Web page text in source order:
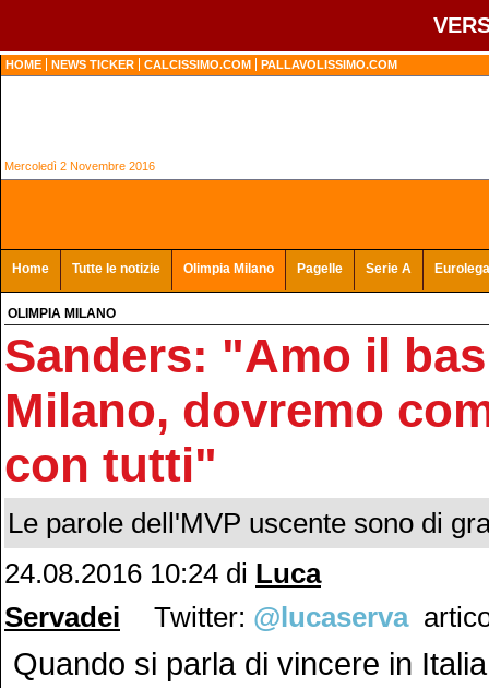
HOME NEWS TICKER CALCISSIMO.COM PALLAVOLISSIMO.COM
Mercoledì 2 Novembre 2016
Home Tutte le notizie Olimpia Milano Pagelle Serie A Eurolega
OLIMPIA MILANO
Sanders: "Amo il
Milano, dovremo
con tutti"
Le parole dell'MVP uscente sono di
24.08.2016 10:24 di Luca
Servadei
Twitter: @lucaserva
Quando si parla di vincere in